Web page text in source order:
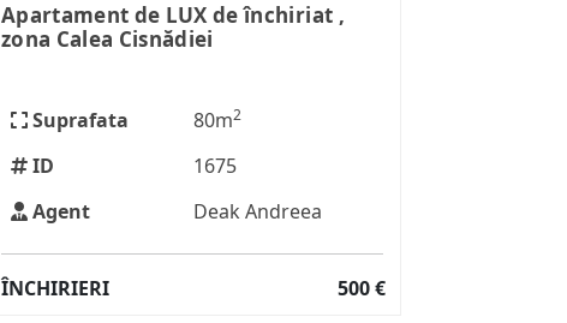
Apartament de LUX de închiriat ,
zona Calea Cisnădiei
Suprafata 80m2
ID
1675
Agent
Deak Andreea
ÎNCHIRIERI 500 €